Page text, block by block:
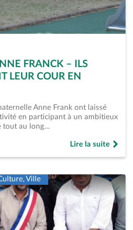
FRANCK – ILS
LEUR COUR EN
Anne Frank ont laissé
en participant à un ambitieux
tout au long…
Anne Franck &#8211; Ils
Maternelle Anne Franck &#8211;
Lire la suite
de « Maternelle
Ville